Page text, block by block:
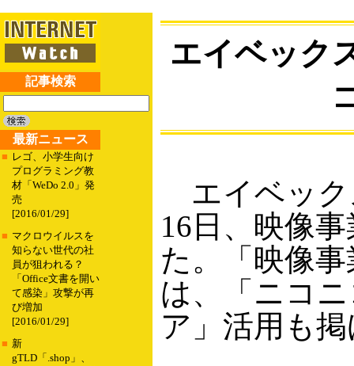
記事検索
最新ニュース
■ レゴ、小学生向け
プログラミング教
材「WeDo 2.0」発
売
[2016/01/29]
■ マクロウイルスを
知らない世代の社
員が狙われる？
「Office文書を開い
て感染」攻撃が再
び増加
[2016/01/29]
■ 新
gTLD「.shop」、
エイベック
エイベック
16日、映像
た。「映像
は、「ニコ
ア」活用も